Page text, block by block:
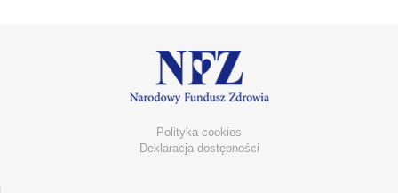
Polityka cookies
Deklaracja dostępności